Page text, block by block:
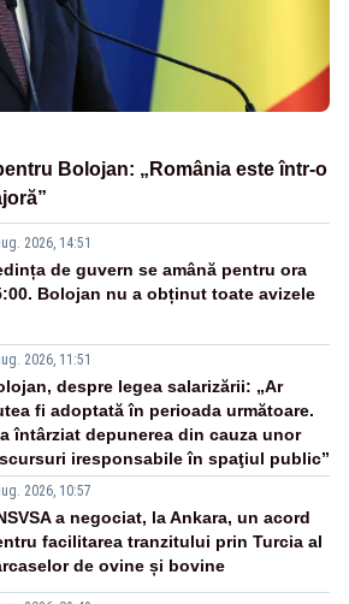
Bolojan: „România este într-o
2026, 14:51
de guvern se amână pentru ora
Bolojan nu a obținut toate avizele
2026, 11:51
despre legea salarizării: „Ar
fi adoptată în perioada următoare.
întârziat depunerea din cauza unor
iresponsabile în spaţiul public”
2026, 10:57
a negociat, la Ankara, un acord
facilitarea tranzitului prin Turcia al
de ovine și bovine